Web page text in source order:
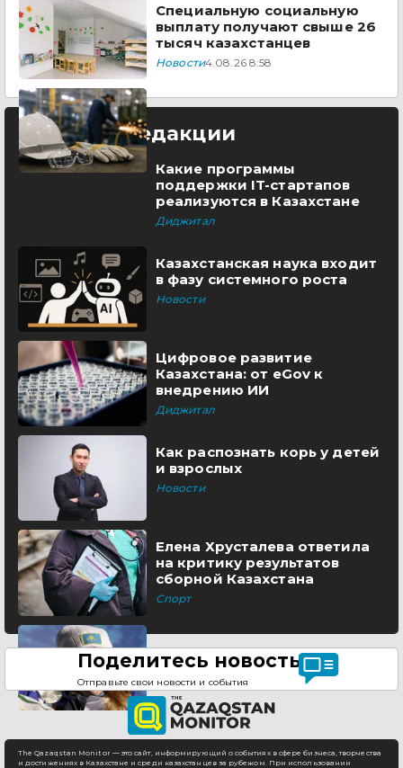
Специальную социальную
выплату получают свыше 26
тысяч казахстанцев
Новости4.08.26 8:58
Выбор редакции
Какие программы
поддержки IT-стартапов
реализуются в Казахстане
Диджитал
Казахстанская наука входит
в фазу системного роста
Новости
Цифровое развитие
Казахстана: от eGov к
внедрению ИИ
Диджитал
Как распознать корь у детей
и взрослых
Новости
Елена Хрусталева ответила
на критику результатов
сборной Казахстана
Спорт
Поделитесь новостью
Отправьте свои новости и события
The Qazaqstan Monitor — это сайт, информирующий о событиях в сфере бизнеса, творчества
и достижениях в Казахстане и среди казахстанцев за рубежом. При использовании